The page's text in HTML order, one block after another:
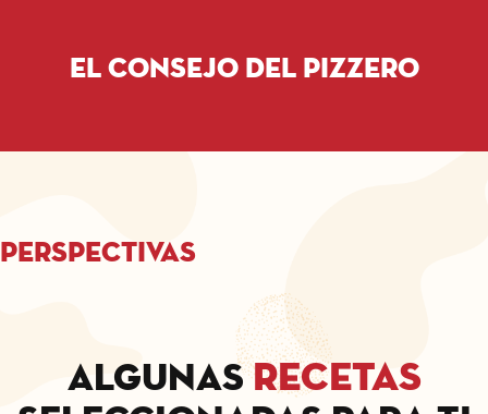
El consejo del pizzero
Perspectivas
Algunasrecetas